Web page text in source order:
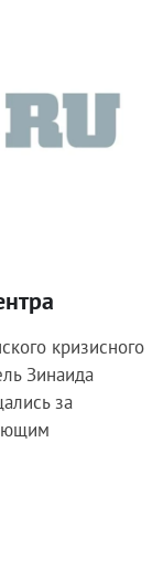
кризисного
Зинаида
за